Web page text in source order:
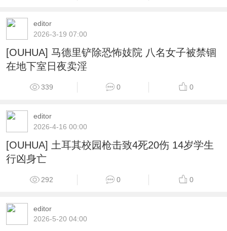
editor
2026-3-19 07:00
[OUHUA] 马德里铲除恐怖妓院 八名女子被禁锢
在地下室日夜卖淫
339 0 0
editor
2026-4-16 00:00
[OUHUA] 土耳其校园枪击致4死20伤 14岁学生
行凶身亡
292 0 0
editor
2026-5-20 04:00